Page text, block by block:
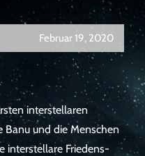
Februar 19, 2020
interstellaren
Banu und die Menschen
interstellare Friedens-